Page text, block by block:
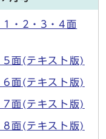
・2・3・4面
面(テキスト版)
面(テキスト版)
面(テキスト版)
面(テキスト版)